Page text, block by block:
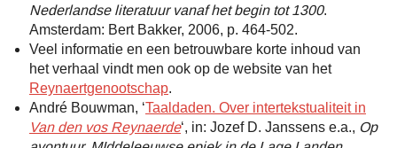
Nederlandse literatuur vanaf het begin tot 1300.
Amsterdam: Bert Bakker, 2006, p. 464-502.
Veel informatie en een betrouwbare korte inhoud van
het verhaal vindt men ook op de website van het
Reynaertgenootschap.
André Bouwman, ‘Taaldaden. Over intertekstualiteit in
Van den vos Reynaerde‘, in: Jozef D. Janssens e.a., Op